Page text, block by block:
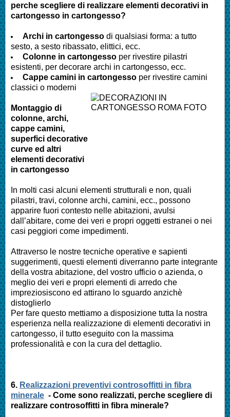
perche scegliere di realizzare elementi decorativi in
cartongesso in cartongesso?
Archi in cartongesso di qualsiasi forma: a tutto
sesto, a sesto ribassato, elittici, ecc.
Colonne in cartongesso per rivestire pilastri
esistenti, per decorare archi in cartongesso, ecc.
Cappe camini in cartongesso per rivestire camini
classici o moderni
Montaggio di
colonne, archi,
cappe camini,
superfici decorative
curve ed altri
elementi decorativi
in cartongesso
In molti casi alcuni elementi strutturali e non, quali
pilastri, travi, colonne archi, camini, ecc., possono
apparire fuori contesto nelle abitazioni, avulsi
dall’abitare, come dei veri e propri oggetti estranei o nei
casi peggiori come impedimenti.
Attraverso le nostre tecniche operative e sapienti
suggerimenti, questi elementi diverranno parte integrante
della vostra abitazione, del vostro ufficio o azienda, o
meglio dei veri e propri elementi di arredo che
impreziosiscono ed attirano lo sguardo anzichè
distoglierlo
Per fare questo mettiamo a disposizione tutta la nostra
esperienza nella realizzazione di elementi decorativi in
cartongesso, il tutto eseguito con la massima
professionalità e con la cura del dettaglio.
6. Realizzazioni preventivi controsoffitti in fibra
minerale - Come sono realizzati, perche scegliere di
realizzare controsoffitti in fibra minerale?